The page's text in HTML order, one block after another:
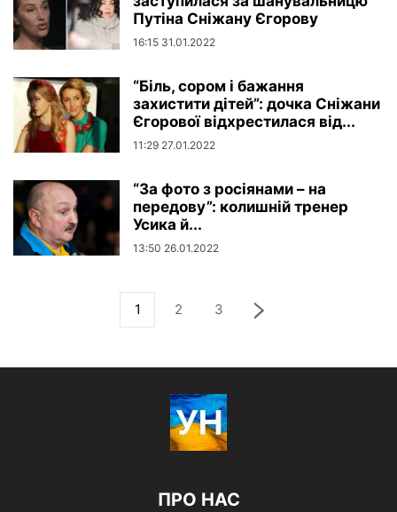
Путіна Сніжану Єгорову
16:15 31.01.2022
“Біль, сором і бажання
захистити дітей”: дочка Сніжани
Єгорової відхрестилася від...
11:29 27.01.2022
“За фото з росіянами – на
передову”: колишній тренер
Усика й...
13:50 26.01.2022
1 2 3
ПРО НАС